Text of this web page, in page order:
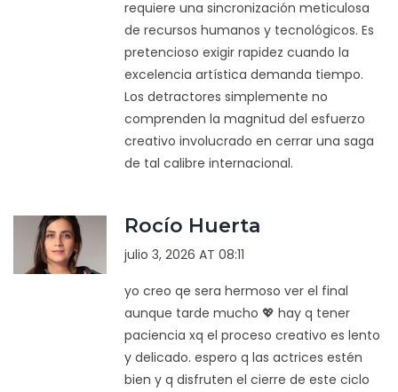
requiere una sincronización meticulosa
de recursos humanos y tecnológicos. Es
pretencioso exigir rapidez cuando la
excelencia artística demanda tiempo.
Los detractores simplemente no
comprenden la magnitud del esfuerzo
creativo involucrado en cerrar una saga
de tal calibre internacional.
Rocío Huerta
julio 3, 2026 AT 08:11
yo creo qe sera hermoso ver el final
aunque tarde mucho 💖 hay q tener
paciencia xq el proceso creativo es lento
y delicado. espero q las actrices estén
bien y q disfruten el cierre de este ciclo